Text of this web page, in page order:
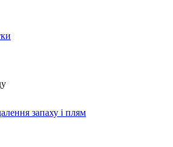
запаху і плям